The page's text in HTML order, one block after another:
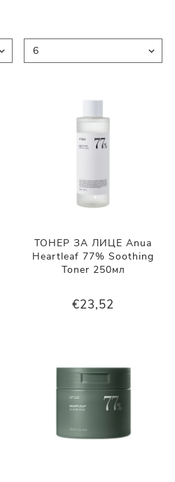
ТОНЕР ЗА ЛИЦЕ Anua
Heartleaf 77% Soothing
Toner 250мл
€23,52